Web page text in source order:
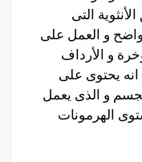
التى
و العمل على
و الأرداف
يحتوى على
و الذى يعمل
الهرمونات